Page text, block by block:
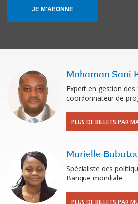
JE M'ABONNE
Mahaman Sani
Expert en gestion
coordonnateur de
PLUS DE BILLETS PAR
Murielle
Spécialiste des
Banque mondiale
PLUS DE BILLETS PAR